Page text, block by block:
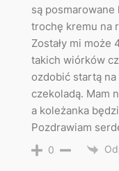
są posmarowane
trochę kremu na
Zostały mi może
takich wiórków
ozdobić startą
czekoladą. Mam
a koleżanka
Pozdrawiam
0